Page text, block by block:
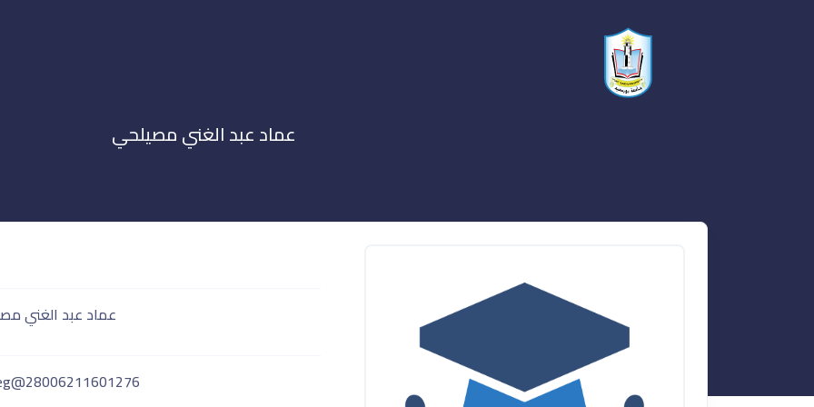
عماد عبد الغني مصيلحي
عماد عبد الغني
28006211601276@psu.edu.eg